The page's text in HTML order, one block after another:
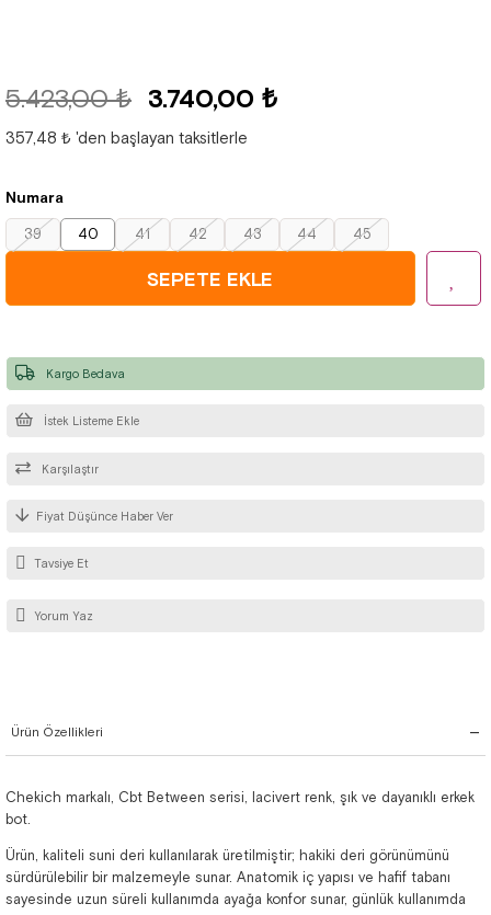
5.423,00 ₺ 3.740,00 ₺
357,48 ₺ 'den başlayan taksitlerle
Numara
39 40 41 42 43 44 45
İstek Listeme Ekle
Karşılaştır
Fiyat Düşünce Haber Ver
Kargo Bedava
Tavsiye Et
Yorum Yaz
Ürün Özellikleri
Chekich markalı, Cbt Between serisi, lacivert renk, şık ve dayanıklı erkek
bot.
Ürün, kaliteli suni deri kullanılarak üretilmiştir; hakiki deri görünümünü
sürdürülebilir bir malzemeyle sunar. Anatomik iç yapısı ve hafif tabanı
sayesinde uzun süreli kullanımda ayağa konfor sunar, günlük kullanımda